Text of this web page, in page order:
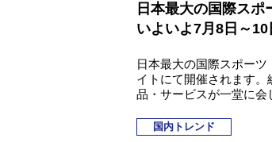
日本最大の国際スポ
いよいよ7月8日～
日本最大の国際スポー
イトにて開催されます
品・サービスが一堂に
国内トレンド